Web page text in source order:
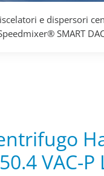
e dispersori
SMART
VAC-P